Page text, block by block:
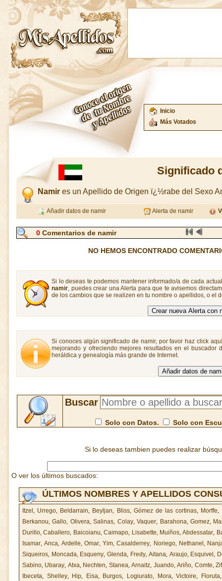
Inicio
Más Votados
Significado
Namir es un Apellido de Origen ï¿½rabe del Sexo
Añadir datos de namir Alerta de namir
0 Comentarios de namir
NO HEMOS ENCONTRADO
Si lo deseas te podemos mantener informado/a de cada
namir, puedes crear una Alerta para que te avisemos
de los cambios que se realizen en tu nombre o apellidos, o el
Si conoces algún significado de namir, por favor haz click
mejorando y ofreciendo mejores resultados en el buscador
heráldica y genealogía más grande de Internet.
Buscar
Solo con Datos. Solo con
Si lo deseas tambien puedes realizar
O ver los últimos buscados:
ÚLTIMOS NOMBRES Y APELLIDOS
Itzel , Urrego, Beldarrain, Beyljan, Bliss, Gómez de las cortinas, Morffe,
Berkanou,Gallo, Olivera,Salinas, Colay,Vaquer, Barahona, Gomez,
Durillo,Caballero, Baicoianu,Caimapo, Lisabette, Muiños,Abdessatar,
Isamar,Anca,Ardelle,Omar,Yim,Casalderrey, Noriego, Nethanel ,
Siqueiros, Moncada, Esqueny, Glenda, Fredy,Aitana, Araujo, Esquivel,
Sabino, Ubaray, Atxa, Nechten, Stanea,Arnaitz, Juando,Ariño, Comte,
Ibeceta, Shelley, Hip, Eisa, Burgos, Logiurato, Mora,Victoire, Floruta